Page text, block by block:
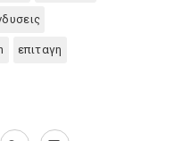
επιταγη